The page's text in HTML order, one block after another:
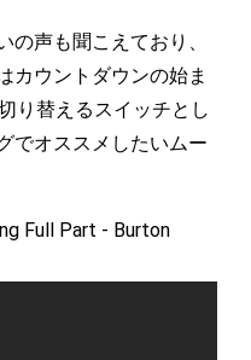
声も聞こえており、
カウントダウンの始ま
り替えるスイッチとし
でオススメしたいムー
Full Part - Burton